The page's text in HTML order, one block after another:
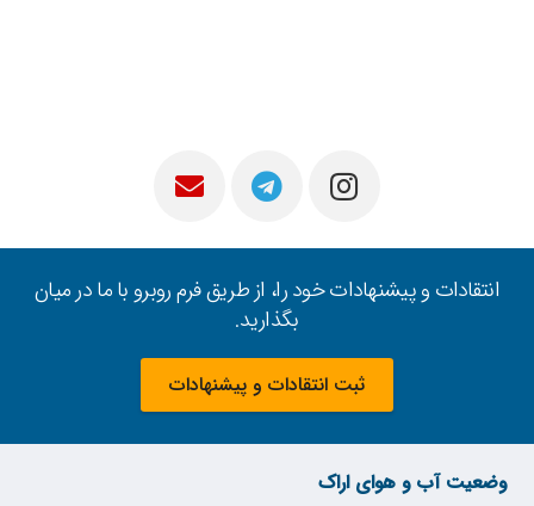
انتقادات و پیشنهادات خود را، از طریق فرم روبرو با ما در میان
بگذارید.
ثبت انتقادات و پیشنهادات
وضعیت آب و هوای اراک